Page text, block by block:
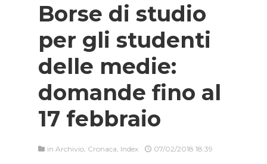
Borse di studio
per gli studenti
delle medie:
domande fino al
17 febbraio
in Archivio, Cronaca, Index 07/02/2018 18:39